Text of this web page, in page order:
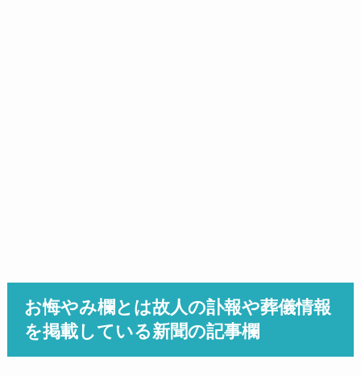
お悔やみ欄とは故人の訃報や葬儀情報
を掲載している新聞の記事欄